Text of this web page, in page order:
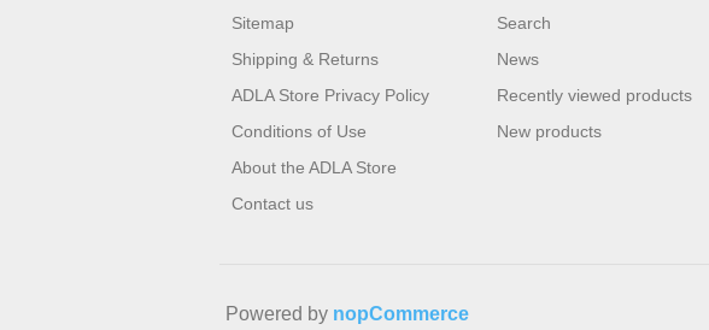
Sitemap
Shipping & Returns
ADLA Store Privacy Policy
Conditions of Use
About the ADLA Store
Contact us
Search
News
Recently viewed products
New products
Powered by nopCommerce